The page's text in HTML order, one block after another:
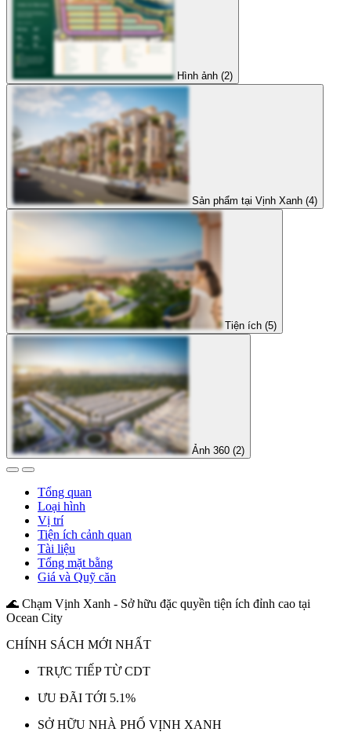
Hình ảnh (2)
Sản phẩm tại Vịnh Xanh (4)
Tiện ích (5)
Ảnh 360 (2)
Tổng quan
Loại hình
Vị trí
Tiện ích cảnh quan
Tài liệu
Tổng mặt bằng
Giá và Quỹ căn
🌊 Chạm Vịnh Xanh - Sở hữu đặc quyền tiện ích đỉnh cao tại
Ocean City
CHÍNH SÁCH MỚI NHẤT
TRỰC TIẾP TỪ CDT
ƯU ĐÃI TỚI 5.1%
SỞ HỮU NHÀ PHỐ VỊNH XANH